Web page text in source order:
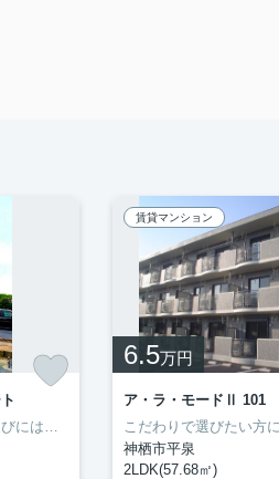
最上階のお部屋です。お部屋選びには欠かせない内覧も、空き部屋であればスムーズです。二人入居が可能な物件です。室内設備はエアコン・フローリングなどが揃っているので、快適に過ごしやすいお部屋になります。多くの方にご好評をいただいている、清潔感のある賃貸物件です。神栖市の住まい探しをお手伝いします。豊成管理システムがお客様に合った住まいをご紹介いたしますので、まずはお気軽にお問い合わせ下さい。
賃貸マンション
6.5万円
ア・ラ・モードⅡ 101
神栖市平泉
2LDK(57.68㎡)